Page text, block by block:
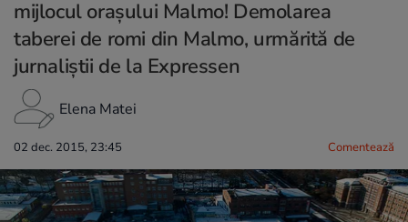
mijlocul orașului Malmo! Demolarea
taberei de romi din Malmo, urmărită de
jurnaliștii de la Expressen
Elena Matei
02 dec. 2015, 23:45 Comentează